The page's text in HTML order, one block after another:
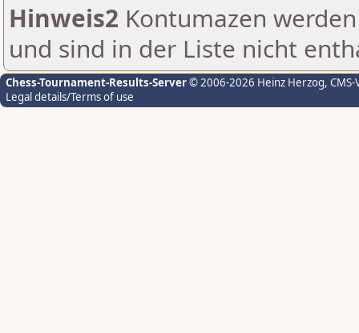
Hinweis2 Kontumazen
und sind in der Liste nicht
Chess-Tournament-Results-Server© 2006-2026 Heinz Herzog,
Legal details/Terms of use